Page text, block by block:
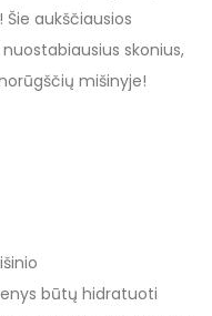
aukščiausios
skonius,
mišinyje!
būtų hidratuoti